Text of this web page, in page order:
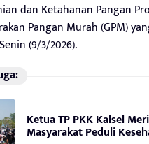
dan Ketahanan Pangan
Pangan Murah (GPM)
(9/3/2026).
Ketua TP PKK Kalsel
Masyarakat Peduli